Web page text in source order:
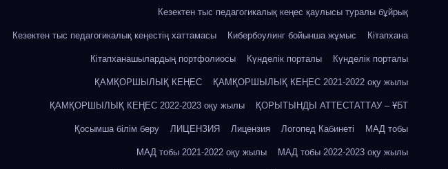
Кезектен тыс педагогикалық кеңес қаулысы туралы бұйрық
Кезектен тыс педагогикалық кеңестің хаттамасы Кибербоулинг бойынша жұмыс Кітапхана
Кітапханашылардың портфолиосы Күнделік порталы Күнделік порталы
ҚАМҚОРШЫЛЫҚ КЕҢЕС ҚАМҚОРШЫЛЫҚ КЕҢЕС 2021-2022 оқу жылы
ҚАМҚОРШЫЛЫҚ КЕҢЕС 2022-2023 оқу жылы ҚОРЫТЫНДЫ АТТЕСТАТТАУ – ҰБТ
Қосымша білім беру ЛИЦЕНЗИЯ Лицензия Логопед Кабинеті МАД тобы
МАД тобы 2021-2022 оқу жылы МАД тобы 2022-2023 оқу жылы